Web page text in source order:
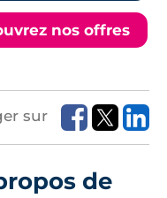
nos offres
sur
de